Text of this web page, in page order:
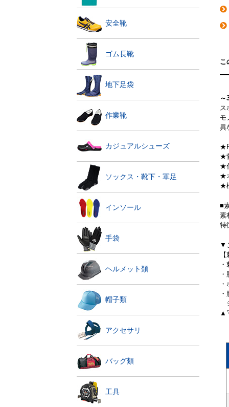
安全靴
ゴム長靴
地下足袋
作業靴
カジュアルシューズ
ソックス・靴下・軍足
インソール
手袋
ヘルメット類
帽子類
アクセサリ
バッグ類
工具
こ
～
ス
モ
異
★
★
★
★
■
素
特
▼